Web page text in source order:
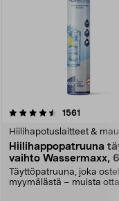
1561
Hiilihapotuslaitteet &
Hiilihappopatruuna
vaihto Wassermaxx,
Täyttöpatruuna, joka
myymälästä – muista
4.5viidestä